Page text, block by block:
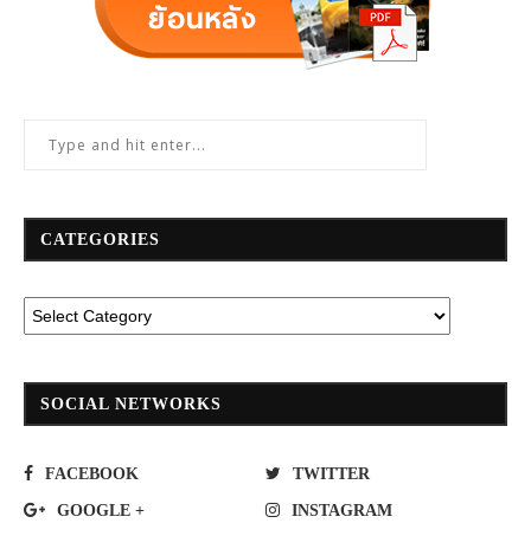
CATEGORIES
SOCIAL NETWORKS
FACEBOOK TWITTER
GOOGLE + INSTAGRAM